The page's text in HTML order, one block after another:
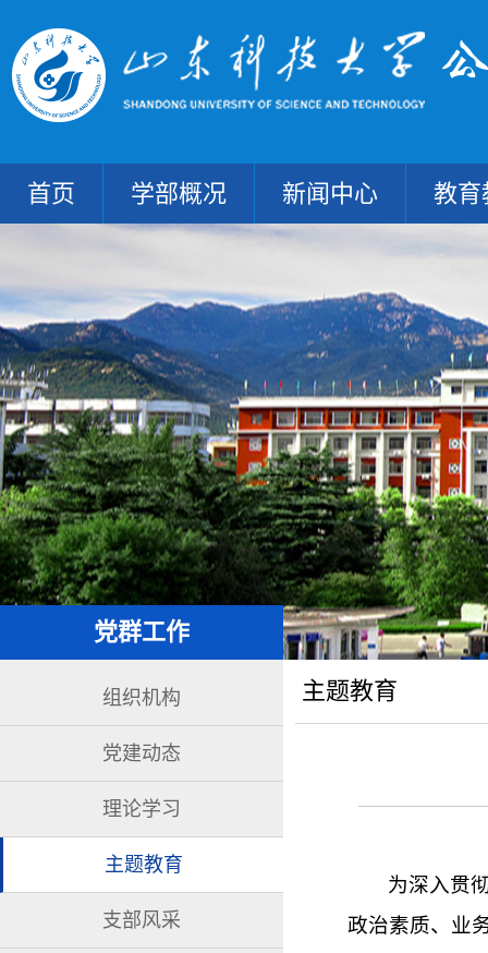
首页 学部概况 新闻中心 教育
党群工作
组织机构
党建动态
理论学习
主题教育
支部风采
主题教育
为深入贯
政治素质、业